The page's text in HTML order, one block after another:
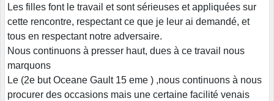
Les filles font le travail et sont sérieuses et appliquées sur
cette rencontre, respectant ce que je leur ai demandé, et
tous en respectant notre adversaire.
Nous continuons à presser haut, dues à ce travail nous
marquons
Le (2e but Oceane Gault 15 eme ) ,nous continuons à nous
procurer des occasions mais une certaine facilité venais